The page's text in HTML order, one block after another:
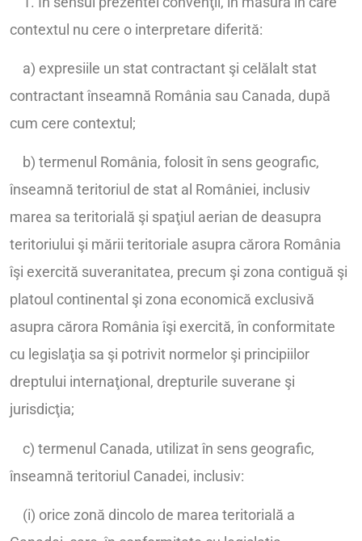
contextul nu cere o interpretare diferită:
a) expresiile un stat contractant şi celălalt stat
contractant înseamnă România sau Canada, după
cum cere contextul;
b) termenul România, folosit în sens geografic,
înseamnă teritoriul de stat al României, inclusiv
marea sa teritorială şi spaţiul aerian de deasupra
teritoriului şi mării teritoriale asupra cărora România
îşi exercită suveranitatea, precum şi zona contiguă şi
platoul continental şi zona economică exclusivă
asupra cărora România îşi exercită, în conformitate
cu legislaţia sa şi potrivit normelor şi principiilor
dreptului internaţional, drepturile suverane şi
jurisdicţia;
c) termenul Canada, utilizat în sens geografic,
înseamnă teritoriul Canadei, inclusiv:
(i) orice zonă dincolo de marea teritorială a